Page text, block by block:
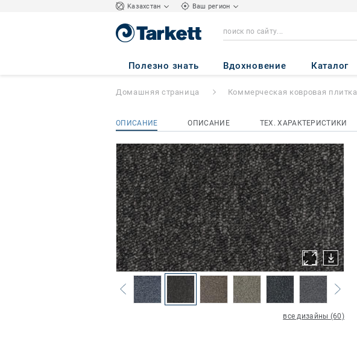
Kазахстан Ваш регион
Полезно знать Вдохновение Каталог
Tempra - Tempra A235 9091
Домашняя страница Коммерческая ковровая плитка
ОПИСАНИЕ ОПИСАНИЕ ТЕХ. ХАРАКТЕРИСТИКИ
все дизайны (60)